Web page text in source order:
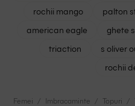
rochii mango
palton
american eagle
ghete
triaction
s oliver
rochii
Femei Imbracaminte Topuri